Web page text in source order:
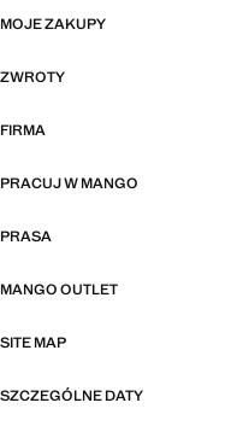
MOJE ZAKUPY
ZWROTY
FIRMA
PRACUJ W MANGO
PRASA
MANGO OUTLET
SITE MAP
SZCZEGÓLNE DATY